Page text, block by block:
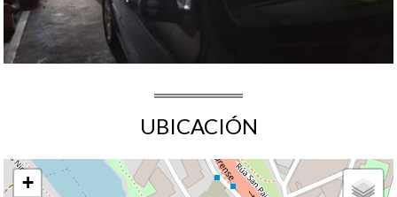
UBICACIÓN
+